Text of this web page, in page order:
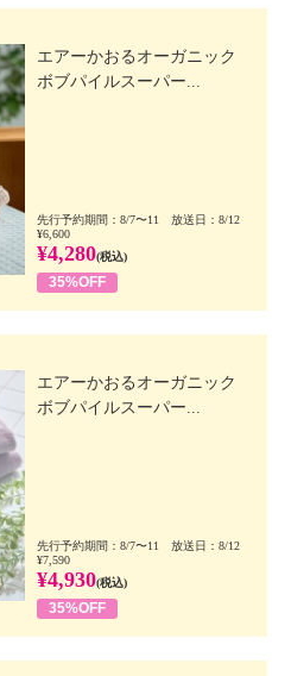
エアーかおるオーガニック
ボブパイルスーパー...
先行予約期間：8/7〜11 放送日：8/12
¥6,600
¥4,280(税込)
35%OFF
エアーかおるオーガニック
ボブパイルスーパー...
先行予約期間：8/7〜11 放送日：8/12
¥7,590
¥4,930(税込)
35%OFF